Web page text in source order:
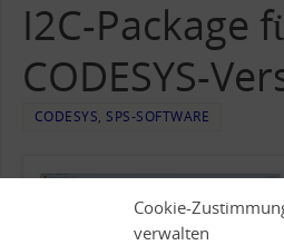
Cookie-
verwalten
I2C-Package
CODESYS-
CODESYS, SPS-SOFTWARE